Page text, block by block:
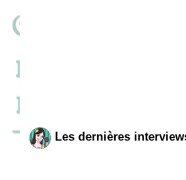
Les dernières